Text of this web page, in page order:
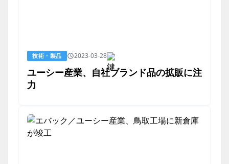
技術・製品 2023-03-28
ユーシー産業、自社ブランド品の拡販に注
力